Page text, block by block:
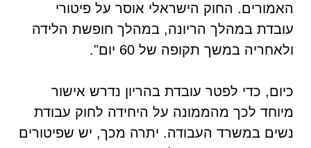
האמורים. החוק הישראלי אוסר על פיטורי
עובדת במהלך הריונה, במהלך חופשת הלידה
ולאחריה במשך תקופה של 60 יום".
כיום, כדי לפטר עובדת בהריון נדרש אישור
מיוחד לכך מהממונה על היחידה לחוק עבודת
נשים במשרד העבודה. יתרה מכך, יש שפיטורים